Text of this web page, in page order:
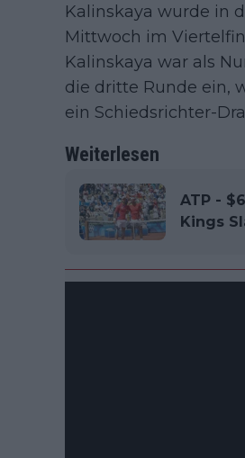
Kalinskaya wurde in
Mittwoch im
Kalinskaya war als
die dritte Runde ein,
ein Schiedsrichter-
Weiterlesen
ATP -
Kings